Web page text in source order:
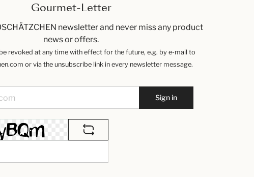
Gourmet-Letter
newsletter and never miss any product
news or offers.
revoked at any time with effect for the future, e.g. by e-mail to
or via the unsubscribe link in every newsletter message.
Sign in